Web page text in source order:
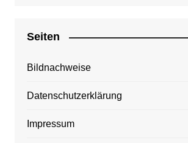
Seiten
Bildnachweise
Datenschutzerklärung
Impressum